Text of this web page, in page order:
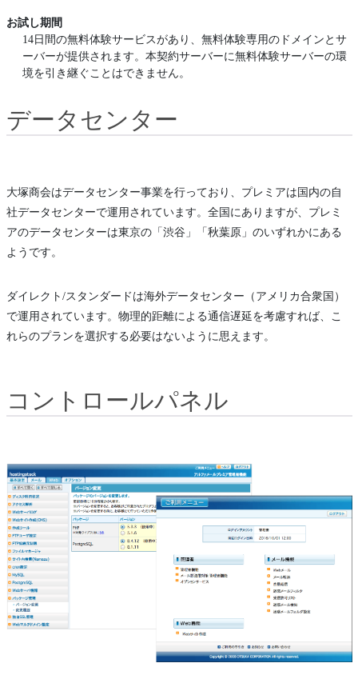
お試し期間
14日間の無料体験サービスがあり、無料体験専用のドメインとサ
ーバーが提供されます。本契約サーバーに無料体験サーバーの環
境を引き継ぐことはできません。
データセンター
大塚商会はデータセンター事業を行っており、プレミアは国内の自
社データセンターで運用されています。全国にありますが、プレミ
アのデータセンターは東京の「渋谷」「秋葉原」のいずれかにある
ようです。
ダイレクト/スタンダードは海外データセンター（アメリカ合衆国）
で運用されています。物理的距離による通信遅延を考慮すれば、こ
れらのプランを選択する必要はないように思えます。
コントロールパネル